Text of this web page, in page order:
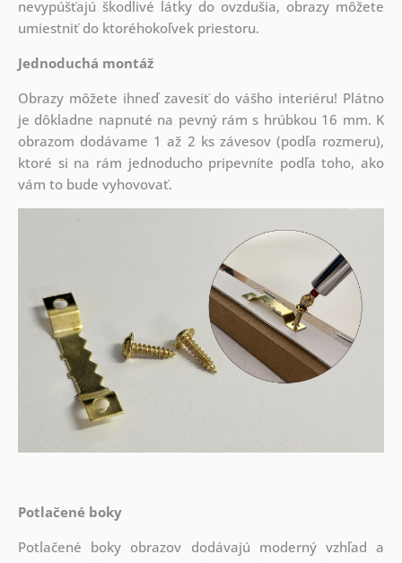
nevypúšťajú škodlivé látky do ovzdušia, obrazy môžete
umiestniť do ktoréhokoľvek priestoru.
Jednoduchá montáž
Obrazy môžete ihneď zavesiť do vášho interiéru! Plátno
je dôkladne napnuté na pevný rám s hrúbkou 16 mm. K
obrazom dodávame 1 až 2 ks závesov (podľa rozmeru),
ktoré si na rám jednoducho pripevníte podľa toho, ako
vám to bude vyhovovať.
Potlačené boky
Potlačené boky obrazov dodávajú moderný vzhľad a